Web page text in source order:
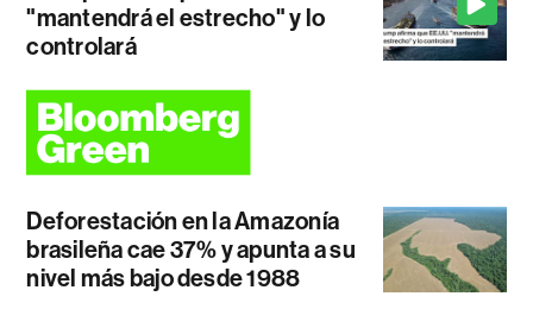
"mantendrá el estrecho" y lo
controlará
Deforestación en la Amazonía
brasileña cae 37% y apunta a su
nivel más bajo desde 1988